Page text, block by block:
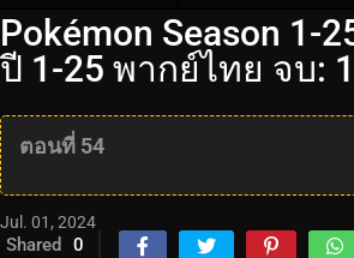
Pokémon Season 1-
ปี 1-25 พากย์ไทย จบ:
ตอนที่ 54
Jul. 01, 2024
Shared 0